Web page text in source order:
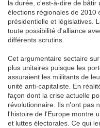
la durée, c'est-à-dire de bâtir
élections régionales de 2010
présidentielle et législatives.
toute possibilité d'alliance
différents scrutins.
Cet argumentaire sectaire
plus unitaires puisque les
assuraient les miilitants de
unité anti-capitaliste. En
façon dont la crise actuelle
révolutionnaire. Ils n'ont pas
l'histoire de l'Europe montre
et luttes électorales. Ce qui